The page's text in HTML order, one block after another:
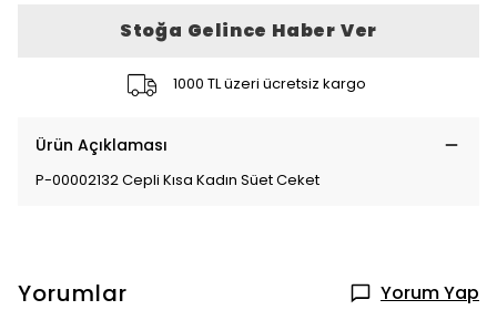
Stoğa Gelince Haber Ver
1000 TL üzeri ücretsiz kargo
Ürün Açıklaması
P-00002132 Cepli Kısa Kadın Süet Ceket
Yorumlar Yorum Yap